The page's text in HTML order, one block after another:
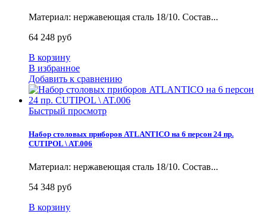
Материал: нержавеющая сталь 18/10. Состав...
64 248 руб
В корзину
В избранное
Добавить к сравнению
Быстрый просмотр
Набор столовых приборов ATLANTICO на 6 персон 24 пр.
CUTIPOL \ AT.006
Материал: нержавеющая сталь 18/10. Состав...
54 348 руб
В корзину